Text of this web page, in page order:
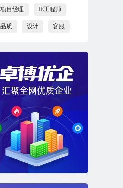
项目经理 IE工程师
品质 设计 客服